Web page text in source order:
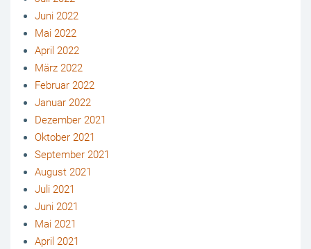
Juni 2022
Mai 2022
April 2022
März 2022
Februar 2022
Januar 2022
Dezember 2021
Oktober 2021
September 2021
August 2021
Juli 2021
Juni 2021
Mai 2021
April 2021